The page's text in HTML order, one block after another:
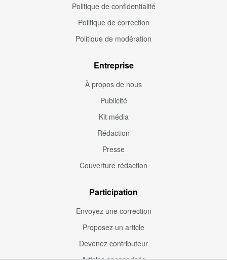
Politique de confidentialité
Politique de correction
Politique de modération
Entreprise
À propos de nous
Publicité
Kit média
Rédaction
Presse
Couverture rédaction
Participation
Envoyez une correction
Proposez un article
Devenez contributeur